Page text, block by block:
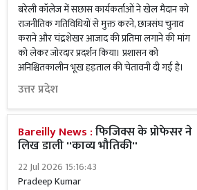
बरेली कॉलेज में सछास कार्यकर्ताओं ने खेल मैदान को
राजनीतिक गतिविधियों से मुक्त करने, छात्रसंघ चुनाव
कराने और चंद्रशेखर आजाद की प्रतिमा लगाने की मांग
को लेकर जोरदार प्रदर्शन किया। प्रशासन को
अनिश्चितकालीन भूख हड़ताल की चेतावनी दी गई है।
उत्तर प्रदेश
Bareilly News :फिजिक्स के प्रोफेसर ने
लिख डाली ''काव्य भौतिकी''
22 Jul 2026 15:16:43
Pradeep Kumar